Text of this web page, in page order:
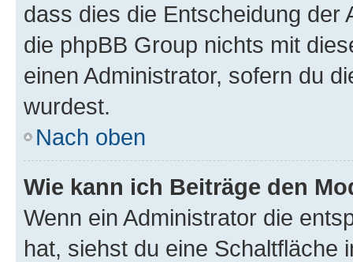
dass dies die Entscheidung der
die phpBB Group nichts mit
einen Administrator, sofern du
wurdest.
Nach oben
Wie kann ich Beiträge den
Wenn ein Administrator die
hat, siehst du eine Schaltfläche